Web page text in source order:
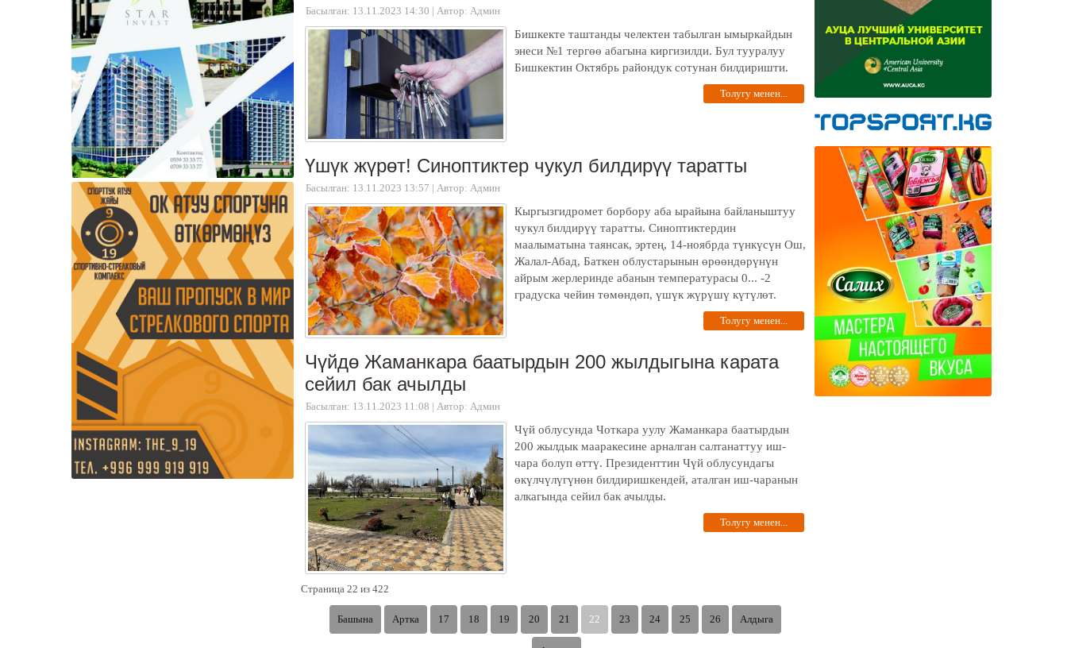
Басылган: 13.11.2023 14:30 | Автор: Админ
Бишкекте таштанды челектен табылган ымыркайдын
энеси №1 тергөө абагына киргизилди. Бул тууралуу
Бишкектин Октябрь райондук сотунан билдиришти.
Толугу менен...
Үшүк жүрөт! Синоптиктер чукул билдирүү таратты
Басылган: 13.11.2023 13:57 | Автор: Админ
Кыргызгидромет борбору аба ырайына байланыштуу
чукул билдирүү таратты. Синоптиктердин
маалыматына таянсак, эртең, 14-ноябрда түнкүсүн Ош,
Жалал-Абад, Баткен облустарынын өрөөндөрүнүн
айрым жерлеринде абанын температурасы 0... -2
градуска чейин төмөндөп, үшүк жүрүшү күтүлөт.
Толугу менен...
Чүйдө Жаманкара баатырдын 200 жылдыгына карата
сейил бак ачылды
Басылган: 13.11.2023 11:08 | Автор: Админ
Чүй облусунда Чоткара уулу Жаманкара баатырдын
200 жылдык мааракесине арналган салтанаттуу иш-
чара болуп өттү. Президенттин Чүй облусундагы
өкүлчүлүгүнөн билдиришкендей, аталган иш-чаранын
алкагында сейил бак ачылды.
Толугу менен...
Страница 22 из 422
Башына Артка 17 18 19 20 21 22 23 24 25 26 Алдыга